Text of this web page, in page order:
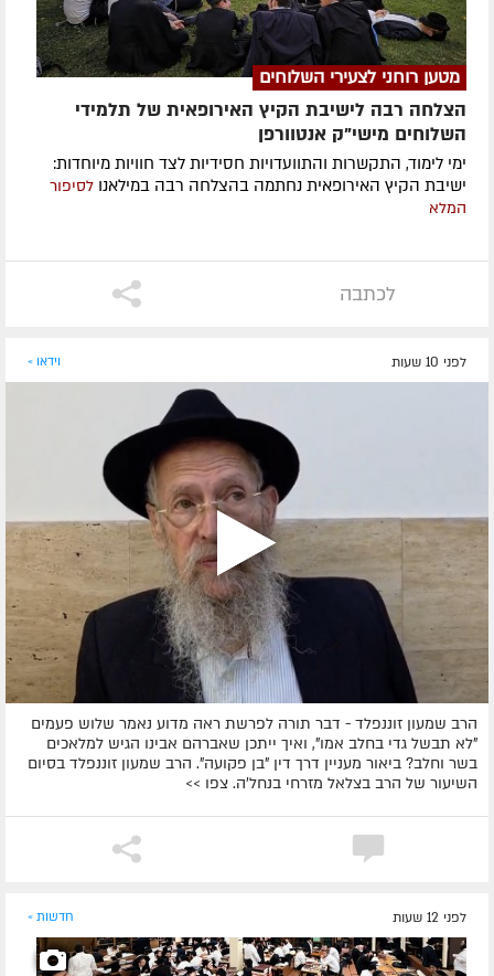
מטען רוחני לצעירי השלוחים
הצלחה רבה לישיבת הקיץ האירופאית של תלמידי
השלוחים מישי"ק אנטוורפן
ימי לימוד, התקשרות והתוועדויות חסידיות לצד חוויות מיוחדות:
ישיבת הקיץ האירופאית נחתמה בהצלחה רבה במילאנו לסיפור
המלא
לכתבה
לפני 10 שעות וידאו »
הרב שמעון זוננפלד - דבר תורה לפרשת ראה מדוע נאמר שלוש פעמים
"לא תבשל גדי בחלב אמו", ואיך ייתכן שאברהם אבינו הגיש למלאכים
בשר וחלב? ביאור מעניין דרך דין "בן פקועה". הרב שמעון זוננפלד בסיום
השיעור של הרב בצלאל מזרחי בנחל'ה. צפו >>
לפני 12 שעות חדשות »